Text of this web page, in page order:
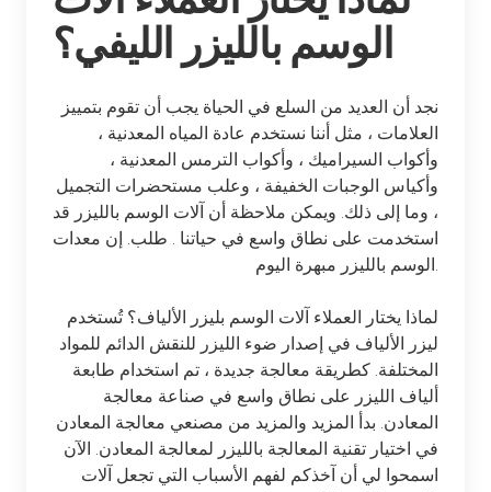
الوسم بالليزر الليفي؟
نجد أن العديد من السلع في الحياة يجب أن تقوم بتمييز
العلامات ، مثل أننا نستخدم عادة المياه المعدنية ،
وأكواب السيراميك ، وأكواب الترمس المعدنية ،
وأكياس الوجبات الخفيفة ، وعلب مستحضرات التجميل
، وما إلى ذلك. ويمكن ملاحظة أن آلات الوسم بالليزر قد
استخدمت على نطاق واسع في حياتنا . طلب. إن معدات
الوسم بالليزر مبهرة اليوم.
لماذا يختار العملاء آلات الوسم بليزر الألياف؟ تُستخدم
ليزر الألياف في إصدار ضوء الليزر للنقش الدائم للمواد
المختلفة. كطريقة معالجة جديدة ، تم استخدام طابعة
ألياف الليزر على نطاق واسع في صناعة معالجة
المعادن. بدأ المزيد والمزيد من مصنعي معالجة المعادن
في اختيار تقنية المعالجة بالليزر لمعالجة المعادن. الآن
اسمحوا لي أن آخذكم لفهم الأسباب التي تجعل آلات